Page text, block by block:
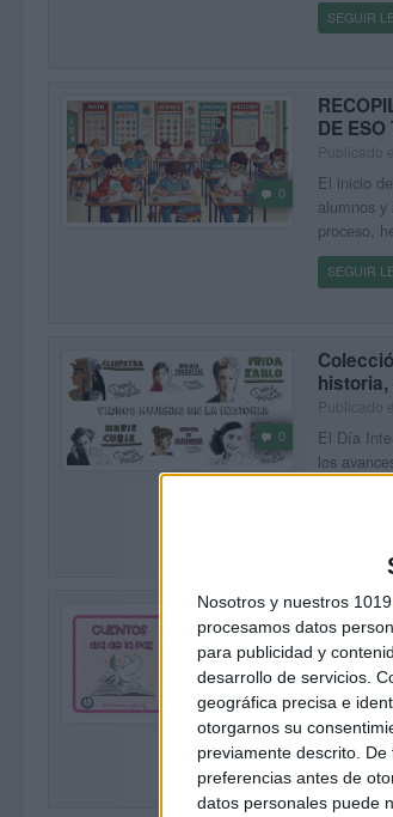
Nosotros y nuestros 1019
procesamos datos
para publicidad y
desarrollo de servicios.
geográfica precisa e
otorgarnos su
previamente descrito.
preferencias antes de
datos personales puede
SEGUIR
0
DE
El inicio
alumnos
proceso,
SEGUIR
0
El Día
los
0
Publicado
ENLACE
fecha
de la
SEGUIR